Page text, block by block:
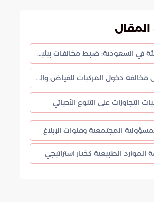
المقال
حماية البيئة في السعودية: ضبط مخالفات بيئية في محمية الملك عبدالعزيز
تفاصيل مخالفة دخول المركبات للفياض والروضات
التجاوزات على التنوع الأحيائي
المجتمعية وقنوات الإبلاغ
الموارد الطبيعية كخيار استراتيجي